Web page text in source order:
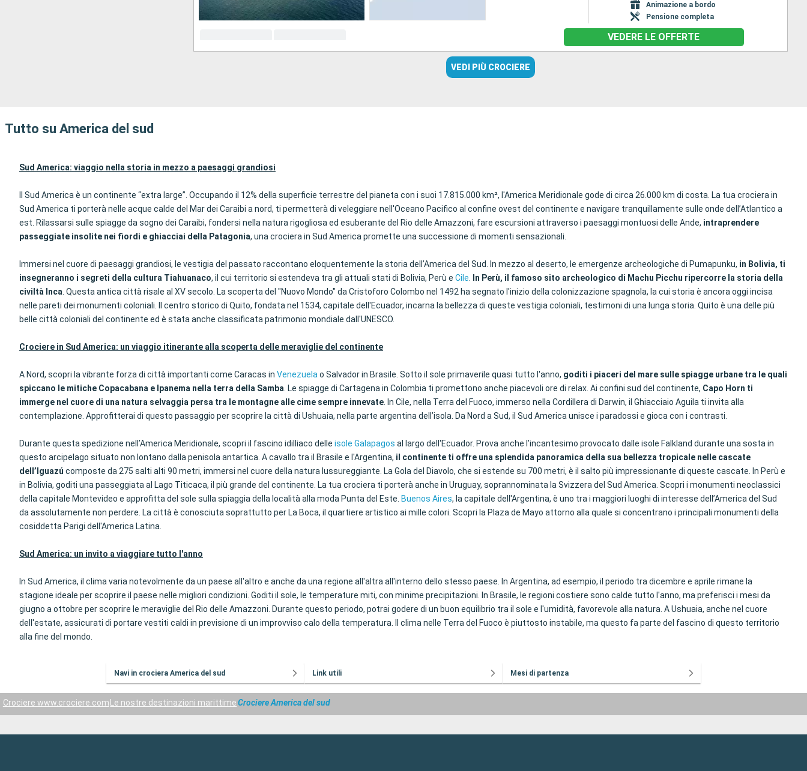
Animazione a bordo
Pensione completa
VEDERE LE OFFERTE
VEDI PIÙ CROCIERE
Tutto su America del sud
Sud America: viaggio nella storia in mezzo a paesaggi grandiosi
Il Sud America è un continente “extra large”. Occupando il 12% della superficie terrestre del pianeta con i suoi 17.815.000 km², l'America Meridionale gode di circa 26.000 km di costa. La tua crociera in
Sud America ti porterà nelle acque calde del Mar dei Caraibi a nord, ti permetterà di veleggiare nell'Oceano Pacifico al confine ovest del continente e navigare tranquillamente sulle onde dell’Atlantico a
est. Rilassarsi sulle spiagge da sogno dei Caraibi, fondersi nella natura rigogliosa ed esuberante del Rio delle Amazzoni, fare escursioni attraverso i paesaggi montuosi delle Ande, intraprendere
passeggiate insolite nei fiordi e ghiacciai della Patagonia, una crociera in Sud America promette una successione di momenti sensazionali.
Immersi nel cuore di paesaggi grandiosi, le vestigia del passato raccontano eloquentemente la storia dell’America del Sud. In mezzo al deserto, le emergenze archeologiche di Pumapunku, in Bolivia, ti
insegneranno i segreti della cultura Tiahuanaco, il cui territorio si estendeva tra gli attuali stati di Bolivia, Perù e Cile
In Perù, il famoso sito archeologico di Machu Picchu ripercorre la storia della
civiltà Inca . Questa antica città risale al XV secolo. La scoperta del "Nuovo Mondo" da Cristoforo Colombo nel 1492 ha segnato l'inizio della colonizzazione spagnola, la cui storia è ancora oggi incisa
nelle pareti dei monumenti coloniali. Il centro storico di Quito, fondata nel 1534, capitale dell'Ecuador, incarna la bellezza di queste vestigia coloniali, testimoni di una lunga storia. Quito è una delle più
belle città coloniali del continente ed è stata anche classificata patrimonio mondiale dall'UNESCO.
Crociere in Sud America: un viaggio itinerante alla scoperta delle meraviglie del continente
A Nord, scopri la vibrante forza di città importanti come Caracas in Venezuela o Salvador in Brasile. Sotto il sole primaverile quasi tutto l'anno, goditi i piaceri del mare sulle spiagge urbane tra le quali
spiccano le mitiche Copacabana e Ipanema nella terra della Samba . Le spiagge di Cartagena in Colombia ti promettono anche piacevoli ore di relax. Ai confini sud del continente, Capo Horn ti
immerge nel cuore di una natura selvaggia persa tra le montagne alle cime sempre innevate . In Cile, nella Terra del Fuoco, immerso nella Cordillera di Darwin, il Ghiacciaio Aguila ti invita alla
contemplazione. Approfitterai di questo passaggio per scoprire la città di Ushuaia, nella parte argentina dell’isola. Da Nord a Sud, il Sud America unisce i paradossi e gioca con i contrasti.
Durante questa spedizione nell’America Meridionale, scopri il fascino idilliaco delle isole Galapagos al largo dell'Ecuador. Prova anche l’incantesimo provocato dalle isole Falkland durante una sosta in
questo arcipelago situato non lontano dalla penisola antartica. A cavallo tra il Brasile e l'Argentina, il continente ti offre una splendida panoramica della sua bellezza tropicale nelle cascate
dell’Iguazú composte da 275 salti alti 90 metri, immersi nel cuore della natura lussureggiante. La Gola del Diavolo, che si estende su 700 metri, è il salto più impressionante di queste cascate. In Perù e
in Bolivia, goditi una passeggiata al Lago Titicaca, il più grande del continente. La tua crociera ti porterà anche in Uruguay, soprannominata la Svizzera del Sud America. Scopri i monumenti neoclassici
della capitale Montevideo e approfitta del sole sulla spiaggia della località alla moda Punta del Este. Buenos Aires, la capitale dell'Argentina, è uno tra i maggiori luoghi di interesse dell’America del Sud
da assolutamente non perdere. La città è conosciuta soprattutto per La Boca, il quartiere artistico ai mille colori. Scopri la Plaza de Mayo attorno alla quale si concentrano i principali monumenti della
cosiddetta Parigi dell'America Latina.
Sud America: un invito a viaggiare tutto l'anno
In Sud America, il clima varia notevolmente da un paese all'altro e anche da una regione all'altra all'interno dello stesso paese. In Argentina, ad esempio, il periodo tra dicembre e aprile rimane la
stagione ideale per scoprire il paese nelle migliori condizioni. Goditi il sole, le temperature miti, con minime precipitazioni. In Brasile, le regioni costiere sono calde tutto l'anno, ma preferisci i mesi da
giugno a ottobre per scoprire le meraviglie del Rio delle Amazzoni. Durante questo periodo, potrai godere di un buon equilibrio tra il sole e l'umidità, favorevole alla natura. A Ushuaia, anche nel cuore
dell'estate, assicurati di portare vestiti caldi in previsione di un improvviso calo della temperatura. Il clima nelle Terra del Fuoco è piuttosto instabile, ma questo fa parte del fascino di questo territorio
alla fine del mondo.
Navi in crociera America del sud Link utili Mesi di partenza
Crociere www.crociere.com Le nostre destinazioni marittimeCrociere America del sud